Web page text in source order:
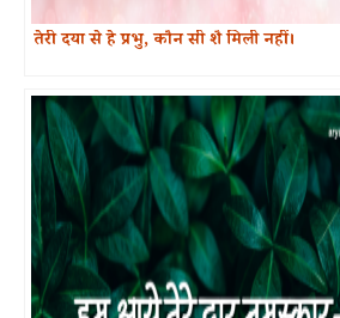
तेरी दया से हे प्रभु, कौन सी शै मिली नहीं।